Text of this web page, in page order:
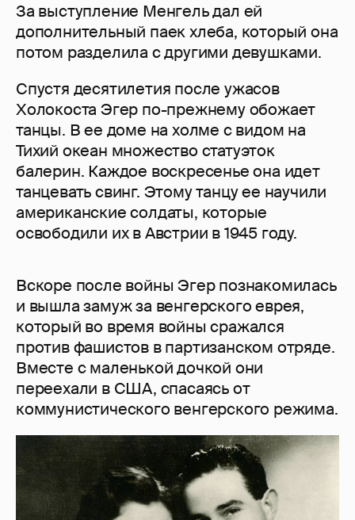
За выступление Менгель дал ей
дополнительный паек хлеба, который она
потом разделила с другими девушками.
Спустя десятилетия после ужасов
Холокоста Эгер по-прежнему обожает
танцы. В ее доме на холме с видом на
Тихий океан множество статуэток
балерин. Каждое воскресенье она идет
танцевать свинг. Этому танцу ее научили
американские солдаты, которые
освободили их в Австрии в 1945 году.
Вскоре после войны Эгер познакомилась
и вышла замуж за венгерского еврея,
который во время войны сражался
против фашистов в партизанском отряде.
Вместе с маленькой дочкой они
переехали в США, спасаясь от
коммунистического венгерского режима.